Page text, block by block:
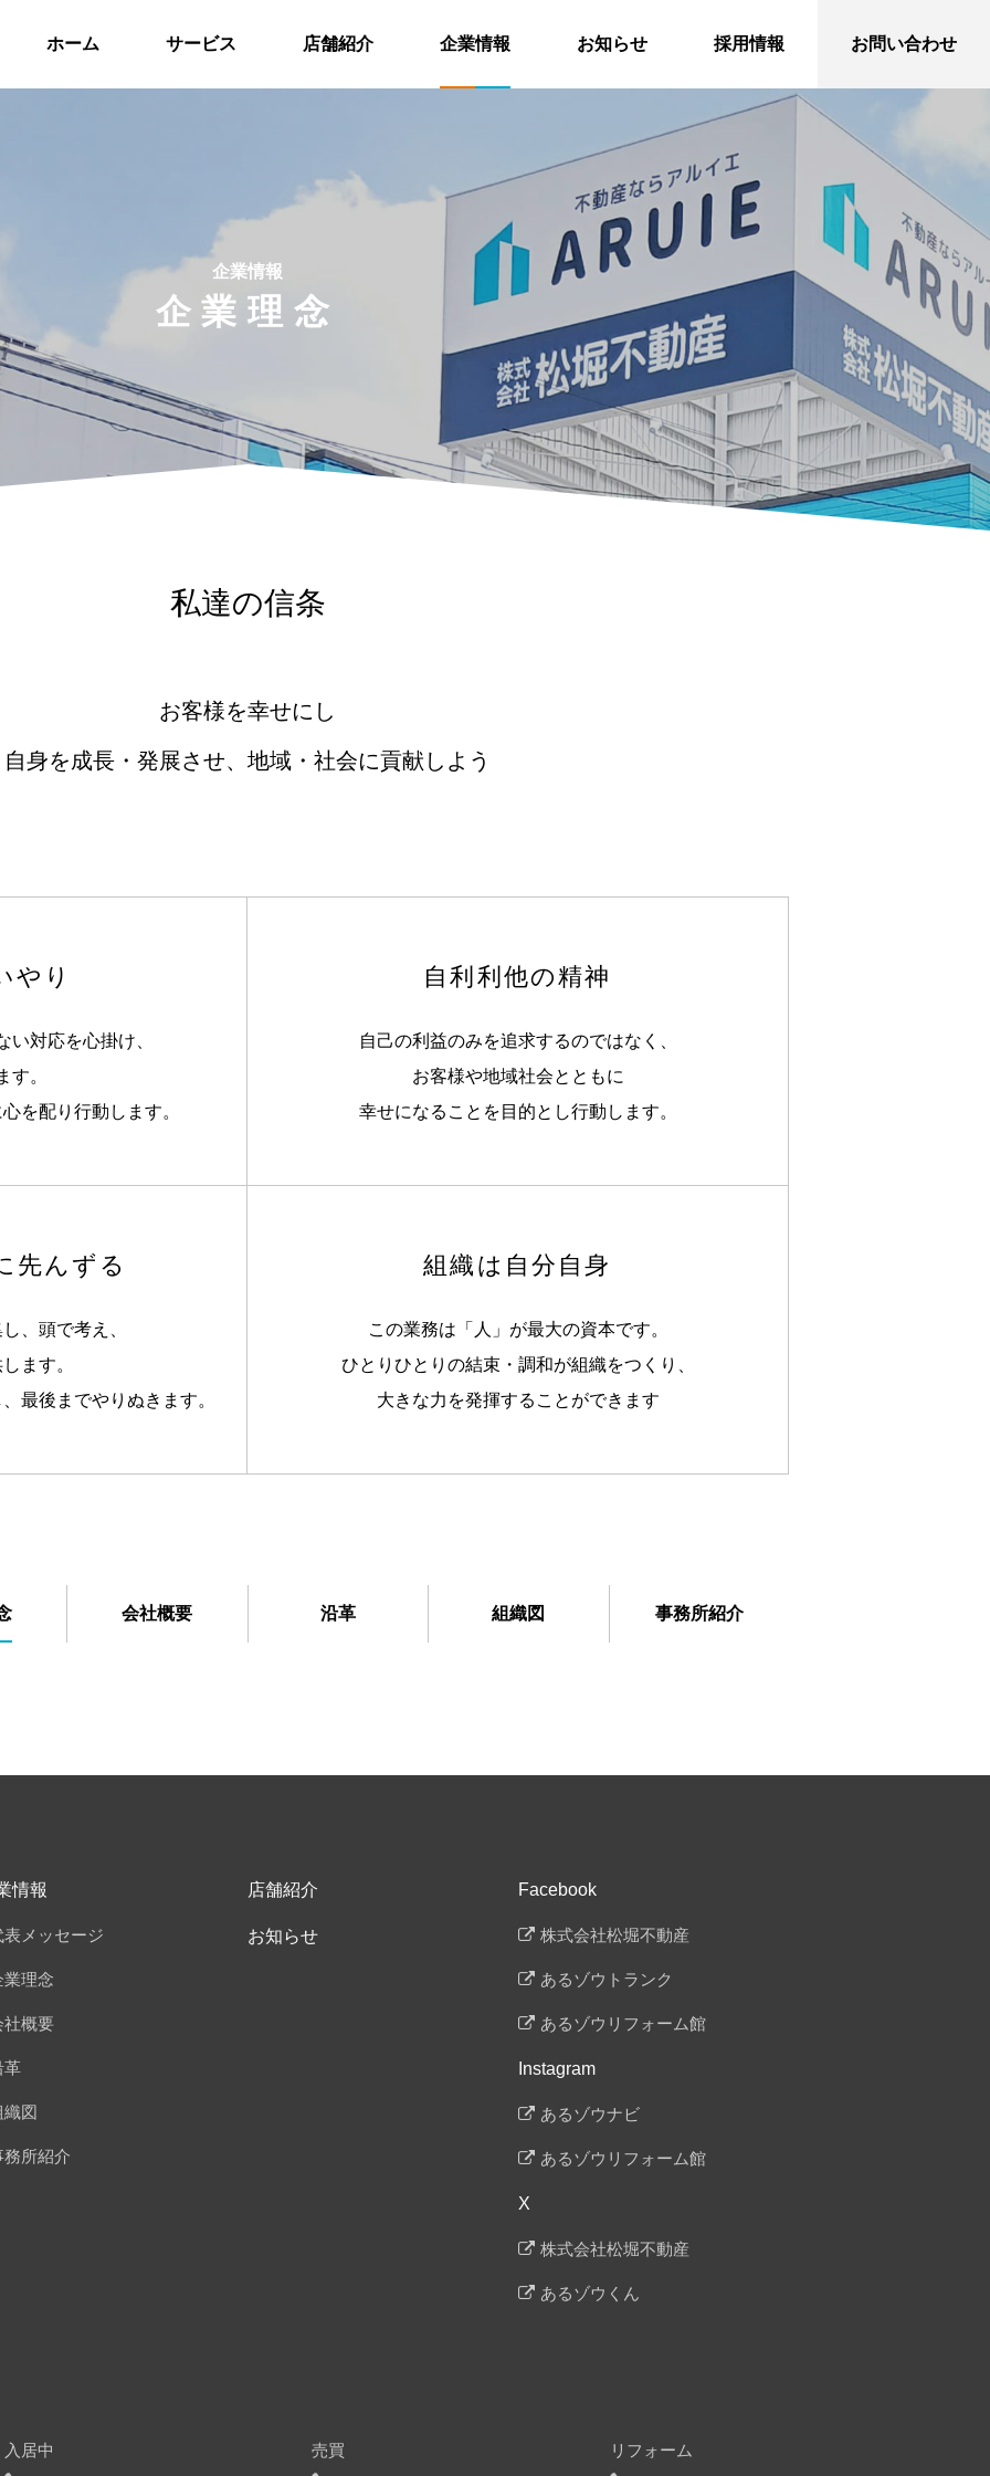
ホーム サービス 店舗紹介 企業情報 お知らせ 採用情報 お問い合わせ
企業情報
企業理念
私達の信条
お客様を幸せにし
自身を成長・発展させ、地域・社会に貢献しよう
やり
い対応を心掛け、
す。
を配り行動します。
自利利他の精神
自己の利益のみを追求するのではなく、
お客様や地域社会とともに
幸せになることを目的とし行動します。
先んずる
、頭で考え、
ます。
最後までやりぬきます。
組織は自分自身
この業務は「人」が最大の資本です。
ひとりひとりの結束・調和が組織をつくり、
大きな力を発揮することができます
会社概要 沿革 組織図 事務所紹介
情報
表メッセージ
業理念
社概要
革
織図
務所紹介
店舗紹介
お知らせ
Facebook
株式会社松堀不動産
あるゾウトランク
あるゾウリフォーム館
Instagram
あるゾウナビ
あるゾウリフォーム館
X
株式会社松堀不動産
あるゾウくん
入居中
売買
リフォーム